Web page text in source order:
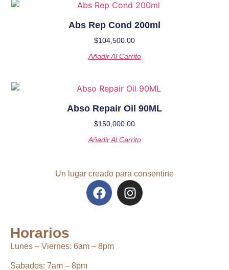
Abs Rep Cond 200ml
$104,500.00
Añadir Al Carrito
Abso Repair Oil 90ML
$150,000.00
Añadir Al Carrito
Un lugar creado para consentirte
Horarios
Lunes – Viernes: 6am – 8pm
Sabados: 7am – 8pm